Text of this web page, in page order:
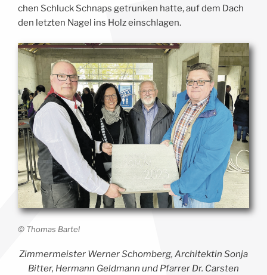
chen Schluck Schnaps getrun­ken hat­te, auf dem Dach
den letz­ten Nagel ins Holz einschlagen.
© Tho­mas Bartel
Zim­mer­meis­ter Wer­ner Schom­berg, Archi­tek­tin Son­ja
Bit­ter, Her­mann Geld­mann und Pfar­rer Dr. Cars­ten